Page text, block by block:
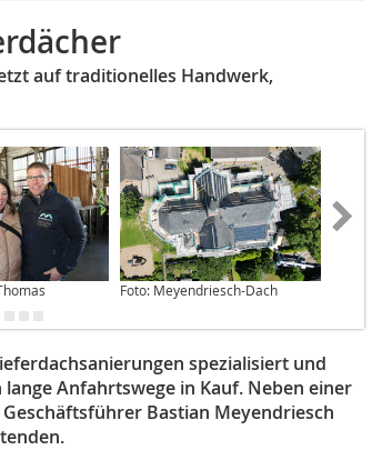
auf traditionelles Handwerk,
Foto: Meyendriesch-Dach
spezialisiert und
Anfahrtswege in Kauf. Neben einer
Bastian Meyendriesch